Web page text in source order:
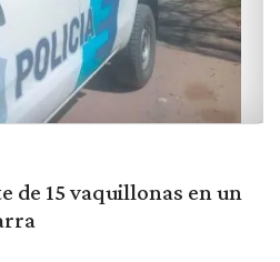
de 15 vaquillonas en un